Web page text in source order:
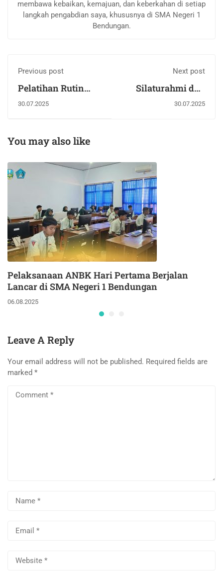
membawa kebaikan, kemajuan, dan keberkahan di setiap
langkah pengabdian saya, khususnya di SMA Negeri 1
Bendungan.
Previous post
Pelatihan Rutin
Program Double
Bendungan:
Mandiri, Kreatif &
Siap Bersaing
30.07.2025
Next post
Silaturahmi dan
Sosialisasi
30.07.2025
You may also like
Pelaksanaan ANBK Hari Pertama Berjalan
Lancar di SMA Negeri 1 Bendungan
06.08.2025
Leave A Reply
Your email address will not be published. Required fields are
marked *